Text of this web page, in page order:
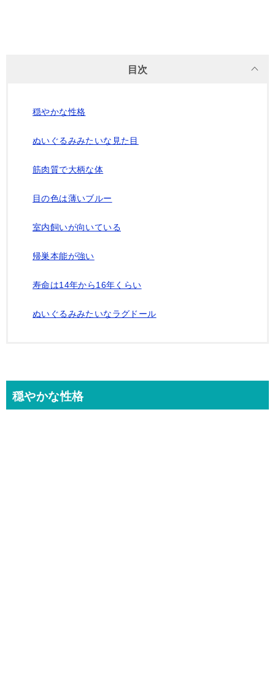
目次
穏やかな性格
ぬいぐるみみたいな見た目
筋肉質で大柄な体
目の色は薄いブルー
室内飼いが向いている
帰巣本能が強い
寿命は14年から16年くらい
ぬいぐるみみたいなラグドール
穏やかな性格